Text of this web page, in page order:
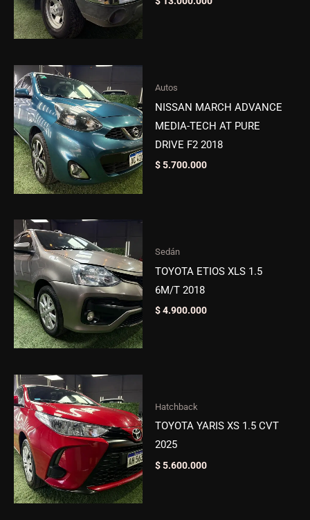
Autos
NISSAN MARCH ADVANCE
MEDIA-TECH AT PURE
DRIVE F2 2018
$5.700.000
Sedán
TOYOTA ETIOS XLS 1.5
6M/T 2018
$4.900.000
Hatchback
TOYOTA YARIS XS 1.5 CVT
2025
$5.600.000